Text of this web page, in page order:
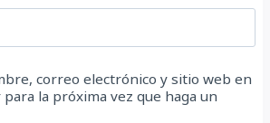
correo electrónico y sitio web en
la próxima vez que haga un